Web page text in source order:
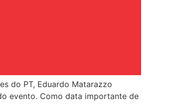
do PT, Eduardo Matarazzo
evento. Como data importante de